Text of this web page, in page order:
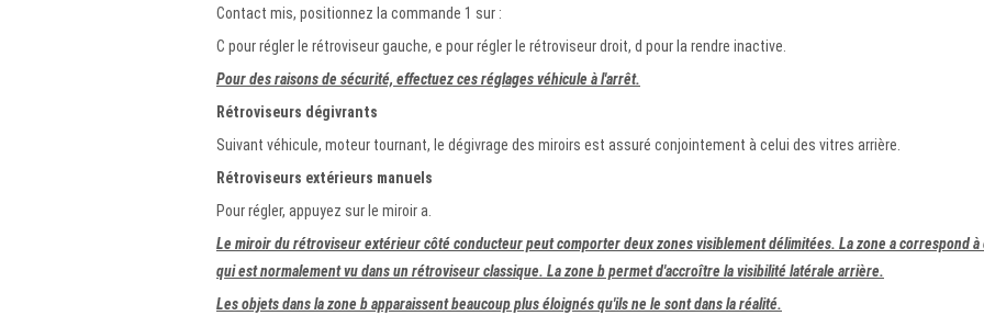
Contact mis, positionnez la commande 1 sur :
C pour régler le rétroviseur gauche, e pour régler le rétroviseur droit, d pour la rendre inactive.
Pour des raisons de sécurité, effectuez ces réglages véhicule à l'arrêt.
Rétroviseurs dégivrants
Suivant véhicule, moteur tournant, le dégivrage des miroirs est assuré conjointement à celui des vitres arrière.
Rétroviseurs extérieurs manuels
Pour régler, appuyez sur le miroir a.
Le miroir du rétroviseur extérieur côté conducteur peut comporter deux zones visiblement délimitées. La zone a correspond à
qui est normalement vu dans un rétroviseur classique. La zone b permet d'accroître la visibilité latérale arrière.
Les objets dans la zone b apparaissent beaucoup plus éloignés qu'ils ne le sont dans la réalité.